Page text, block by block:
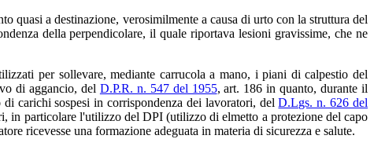
quasi a destinazione, verosimilmente a causa di urto con la struttura del
della perpendicolare, il quale riportava lesioni gravissime, che ne
per sollevare, mediante carrucola a mano, i piani di calpestio del
di aggancio, del D.P.R. n. 547 del 1955, art. 186 in quanto, durante il
carichi sospesi in corrispondenza dei lavoratori, delD.Lgs. n. 626 del
in particolare l'utilizzo del DPI (utilizzo di elmetto a protezione del capo
ricevesse una formazione adeguata in materia di sicurezza e salute.